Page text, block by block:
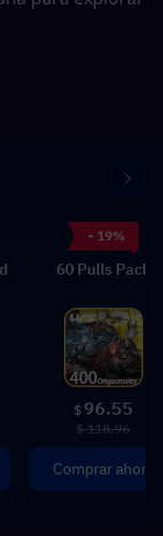
- 19%
60 Pulls Pack
$ 96.55
$ 118.96
Comprar ahora